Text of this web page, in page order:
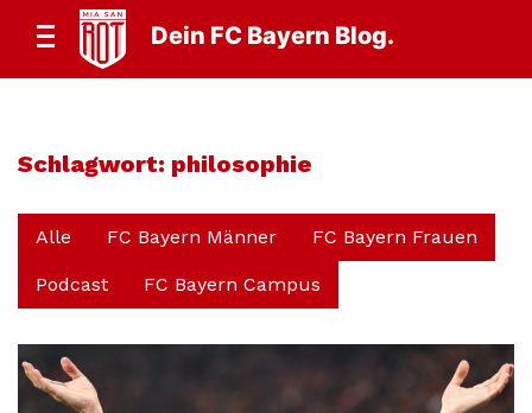
Dein FC Bayern Blog.
Schlagwort: philosophie
Alle FC Bayern Männer FC Bayern Frauen
Podcast FC Bayern Campus